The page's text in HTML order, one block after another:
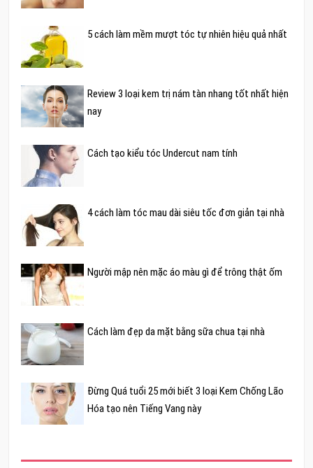
5 cách làm mềm mượt tóc tự nhiên hiệu quả nhất
Review 3 loại kem trị nám tàn nhang tốt nhất hiện
nay
Cách tạo kiểu tóc Undercut nam tính
4 cách làm tóc mau dài siêu tốc đơn giản tại nhà
Người mập nên mặc áo màu gì để trông thật ốm
Cách làm đẹp da mặt bằng sữa chua tại nhà
Đừng Quá tuổi 25 mới biết 3 loại Kem Chống Lão
Hóa tạo nên Tiếng Vang này